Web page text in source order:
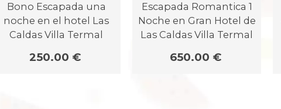
Bono Escapada una
noche en el hotel Las
Caldas Villa Termal
250.00 €
Escapada Romantica 1
Noche en Gran Hotel de
Las Caldas Villa Termal
650.00 €